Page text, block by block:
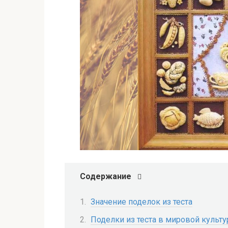
Содержание
Значение поделок из теста
Поделки из теста в мировой